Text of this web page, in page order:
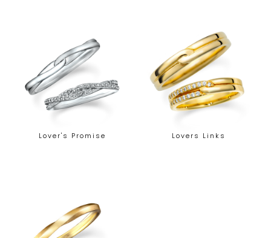
Lover's Promise Lovers Links